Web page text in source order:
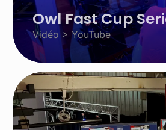
Owl Fast Cup
Vidéo > YouTube